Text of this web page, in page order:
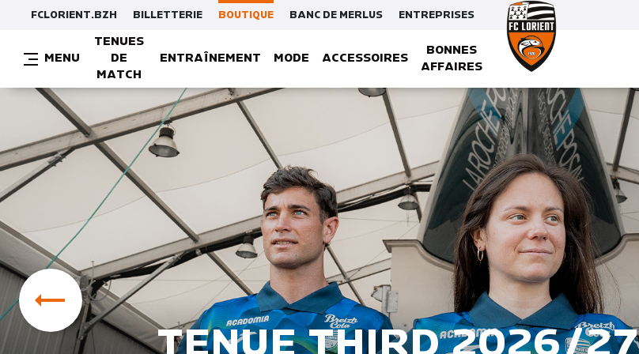
FCLORIENT.BZH BILLETTERIE BOUTIQUE BANC DE MERLUS ENTREPRISES
MENU
TENUES
DE
MATCH
ENTRAÎNEMENT MODE ACCESSOIRES
BONNES
AFFAIRES

TENUE THIRD 2026/27